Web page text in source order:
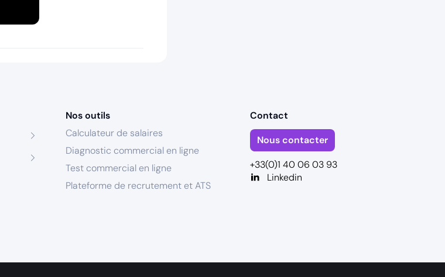
Nos outils
Calculateur de salaires
Diagnostic commercial en ligne
Test commercial en ligne
Plateforme de recrutement et ATS
Contact
Nous contacter
+33(0)1 40 06 03 93
Linkedin